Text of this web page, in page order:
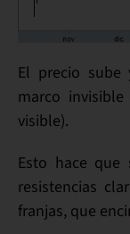
El precio sube
marco invisible
visible).
Esto hace que
resistencias
franjas, que